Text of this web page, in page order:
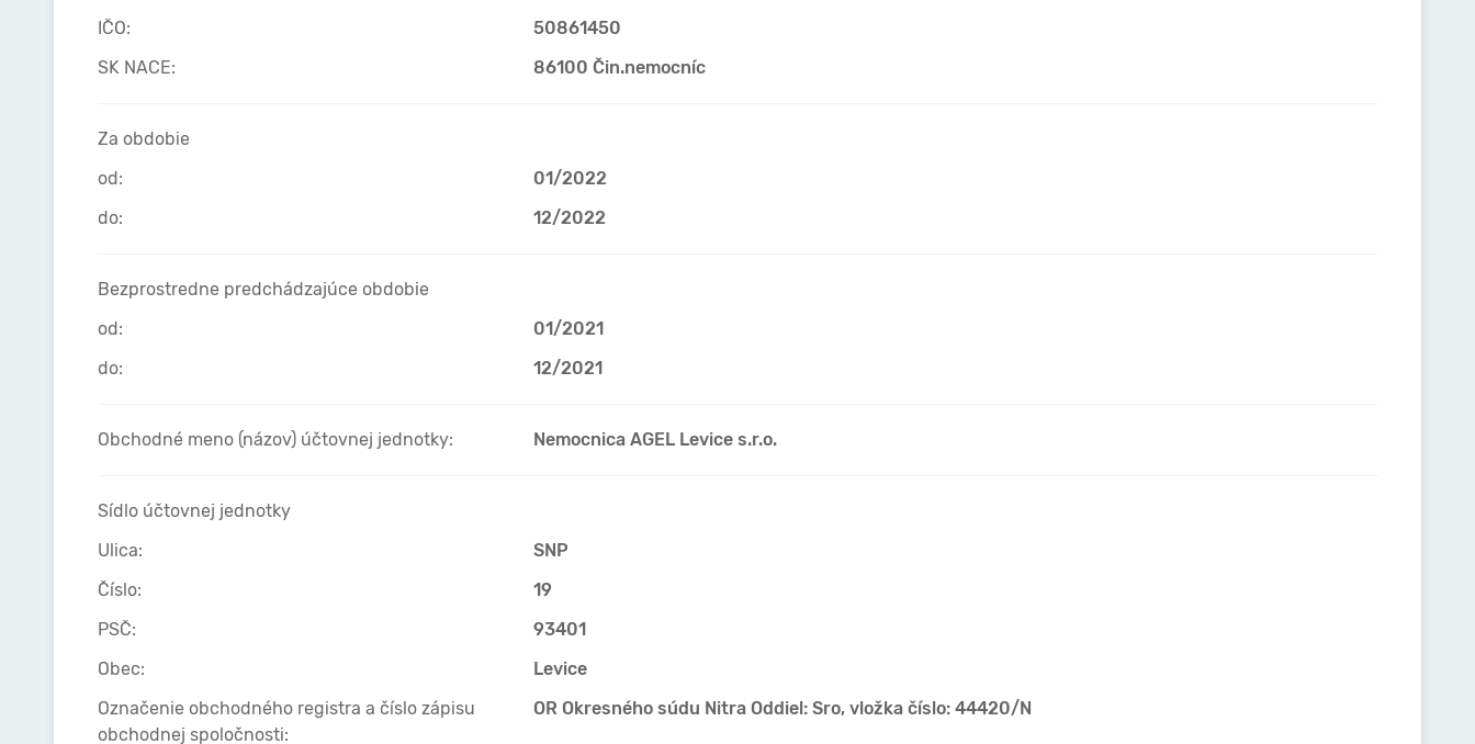
IČO:
50861450
SK NACE:
86100 Čin.nemocníc
Za obdobie
od:
01/2022
do:
12/2022
Bezprostredne predchádzajúce obdobie
od:
01/2021
do:
12/2021
Obchodné meno (názov) účtovnej jednotky: Nemocnica AGEL Levice s.r.o.
Sídlo účtovnej jednotky
Ulica:
SNP
Číslo:
19
PSČ:
93401
Obec:
Levice
Označenie obchodného registra a číslo zápisu
obchodnej spoločnosti:
OR Okresného súdu Nitra Oddiel: Sro, vložka číslo: 44420/N